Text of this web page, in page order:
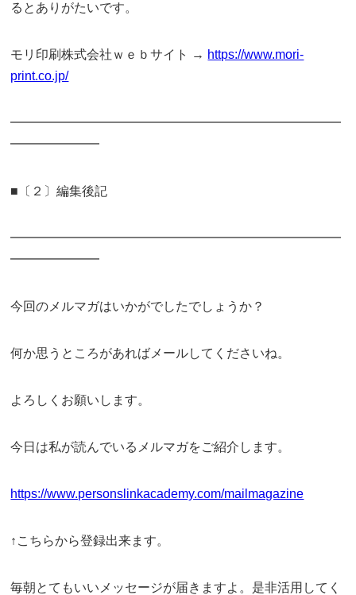
るとありがたいです。
モリ印刷株式会社ｗｅｂサイト → https://www.mori-
print.co.jp/
━━━━━━━━━━━━━━━━━━━━━━━━━━
━━━━━━━
■〔２〕編集後記
━━━━━━━━━━━━━━━━━━━━━━━━━━
━━━━━━━
今回のメルマガはいかがでしたでしょうか？
何か思うところがあればメールしてくださいね。
よろしくお願いします。
今日は私が読んでいるメルマガをご紹介します。
https://www.personslinkacademy.com/mailmagazine
↑こちらから登録出来ます。
毎朝とてもいいメッセージが届きますよ。是非活用してく